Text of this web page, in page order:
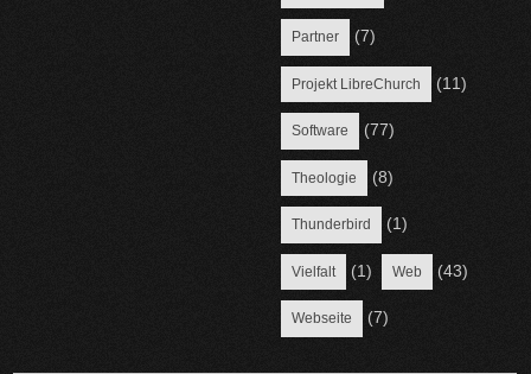
Partner (7)
Projekt LibreChurch (11)
Software (77)
Theologie (8)
Thunderbird (1)
Vielfalt (1) Web (43)
Webseite (7)